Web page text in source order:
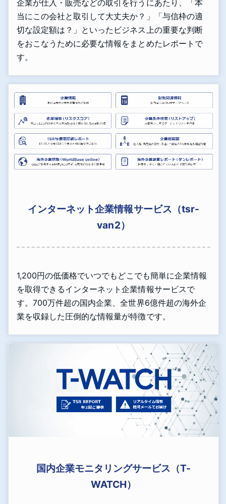
企業が仕入・販売などの取引を行うにあたり、「本
当にこの会社と取引して大丈夫か？」「与信枠の適
切な設定額は？」といったビジネス上の重要な判断
をおこなうために必要な情報をまとめたレポートで
す。
インターネット企業情報サービス（tsr-
van2）
1,200円の低価格でいつでもどこでも簡単に企業情報
を取得できるインターネット企業情報サービスで
す。700万件超の国内企業、全世界6億件超の海外企
業を収録した圧倒的な情報量が特徴です。
国内企業モニタリングサービス（T-
WATCH）